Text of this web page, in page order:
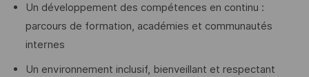
Un développement des compétences en continu :
parcours de formation, académies et communautés
internes
Un environnement inclusif, bienveillant et respectant